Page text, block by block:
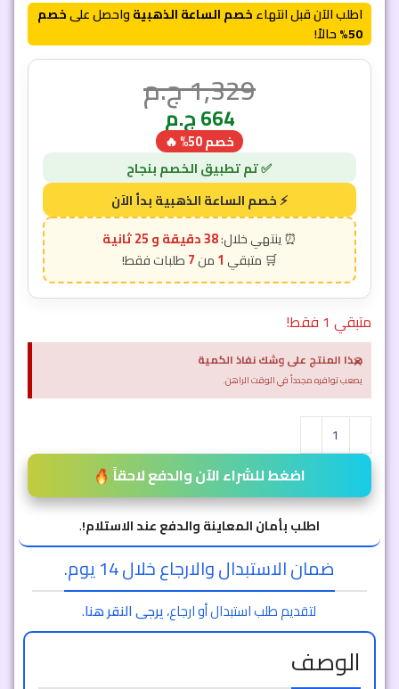
اطلب الآن قبل انتهاءخصم الساعة الذهبيةواحصل علىخصم
50% حالاً!
1,329ج.م
664ج.م
خصم 50% 🔥
38 دقيقة و 23 ثانية
1
7
متبقي 1 فقط!
هذا المنتج على وشك نفاذ الكمية
يصعب توافره مجدداً في الوقت الراهن.
×
اضغط للشراء الآن والدفع لاحقاً
اطلب بأمان المعاينة والدفع عند الاستلام!.
ضمان الاستبدال والارجاع خلال 14 يوم.
لتقديم طلب استبدال أو ارجاع،يرجى النقر هنا.
الوصف